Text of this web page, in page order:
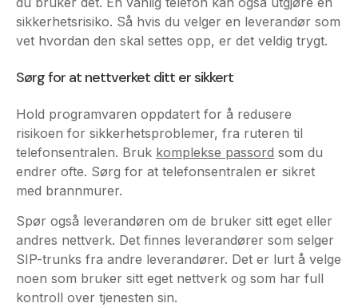
Sørg for at nettverket ditt er sikkert
risikoen for sikkerhetsproblemer, fra ruteren til
endrer ofte. Sørg for at telefonsentralen er sikret
med brannmurer.
Spør også leverandøren om de bruker sitt eget eller
andres nettverk. Det finnes leverandører som selger
SIP-trunks fra andre leverandører. Det er lurt å velge
noen som bruker sitt eget nettverk og som har full
kontroll over tjenesten sin.
Gir SIP dårligere talekvalitet?